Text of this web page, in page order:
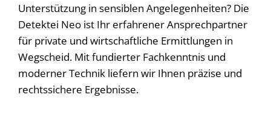
Unterstützung in sensiblen Angelegenheiten? Die
Detektei Neo ist Ihr erfahrener Ansprechpartner
für private und wirtschaftliche Ermittlungen in
Wegscheid. Mit fundierter Fachkenntnis und
moderner Technik liefern wir Ihnen präzise und
rechtssichere Ergebnisse.